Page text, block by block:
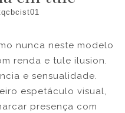
nunca neste modelo
renda e tule ilusion.
e sensualidade.
espetáculo visual,
presença com